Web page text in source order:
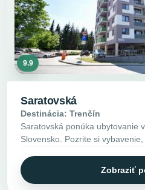
9.9
Saratovská
Destinácia: Trenčín
Saratovská ponúka ubytovanie
Slovensko. Pozrite si
Zobraziť